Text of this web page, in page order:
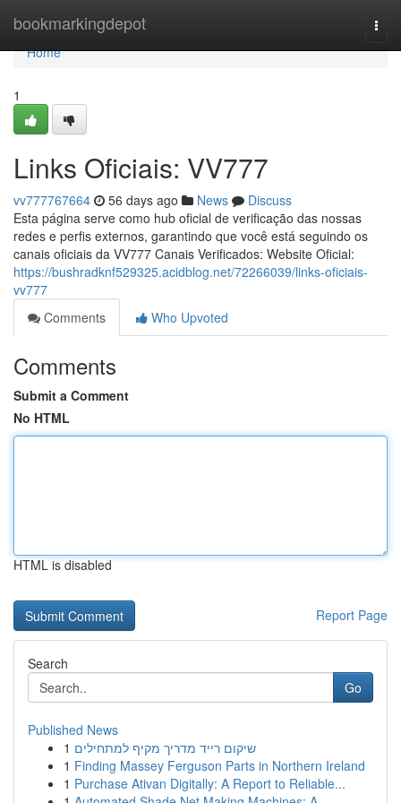
bookmarkingdepot
Home
Home
1
Links Oficiais: VV777
vv777767664 56 days ago News
Discuss
Esta página serve como hub oficial de verificação das nossas
redes e perfis externos, garantindo que você está seguindo os
canais oficiais da VV777 Canais Verificados: Website Oficial:
https://bushradknf529325.acidblog.net/72266039/links-oficiais-
vv777
Comments
Who Upvoted
Comments
Submit a Comment
No HTML
HTML is disabled
Report Page
Search
Go
Published News
1 שיקום רייד מדריך מקיף למתחילים
1 Finding Massey Ferguson Parts in Northern Ireland
1 Purchase Ativan Digitally: A Report to Reliable...